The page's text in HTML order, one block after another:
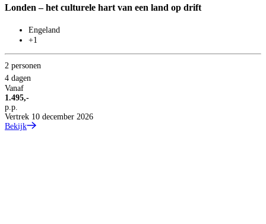
Londen – het culturele hart van een land op drift
Engeland
+1
2 personen
4 dagen
Vanaf
1.495,-
p.p.
Vertrek 10 december 2026
Bekijk